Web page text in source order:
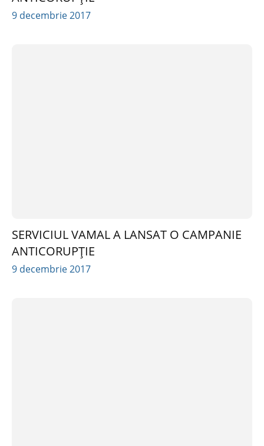
9 decembrie 2017
SERVICIUL VAMAL A LANSAT O CAMPANIE
ANTICORUPȚIE
9 decembrie 2017